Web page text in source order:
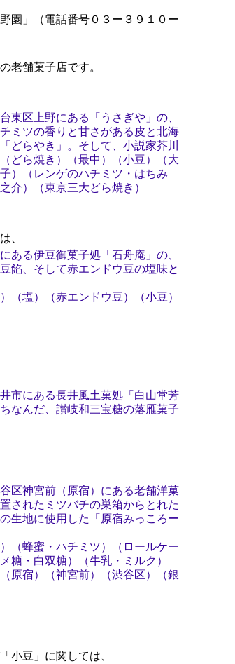
園」（電話番号０３ー３９１０ー
老舗菓子店です。
東区上野にある「うさぎや」の、
ミツの香りと甘さがある皮と北海
どらやき」。そして、小説家芥川
どら焼き）（最中）（小豆）（大
）（レンゲのハチミツ・はちみ
介）（東京三大どら焼き）
、
ある伊豆御菓子処「石舟庵」の、
餡、そして赤エンドウ豆の塩味と
（塩）（赤エンドウ豆）（小豆）
市にある長井風土菓処「白山堂芳
なんだ、讃岐和三宝糖の落雁菓子
区神宮前（原宿）にある老舗洋菓
されたミツバチの巣箱からとれた
生地に使用した「原宿みっころー
（蜂蜜・ハチミツ）（ロールケー
糖・白双糖）（牛乳・ミルク）
原宿）（神宮前）（渋谷区）（銀
小豆」に関しては、